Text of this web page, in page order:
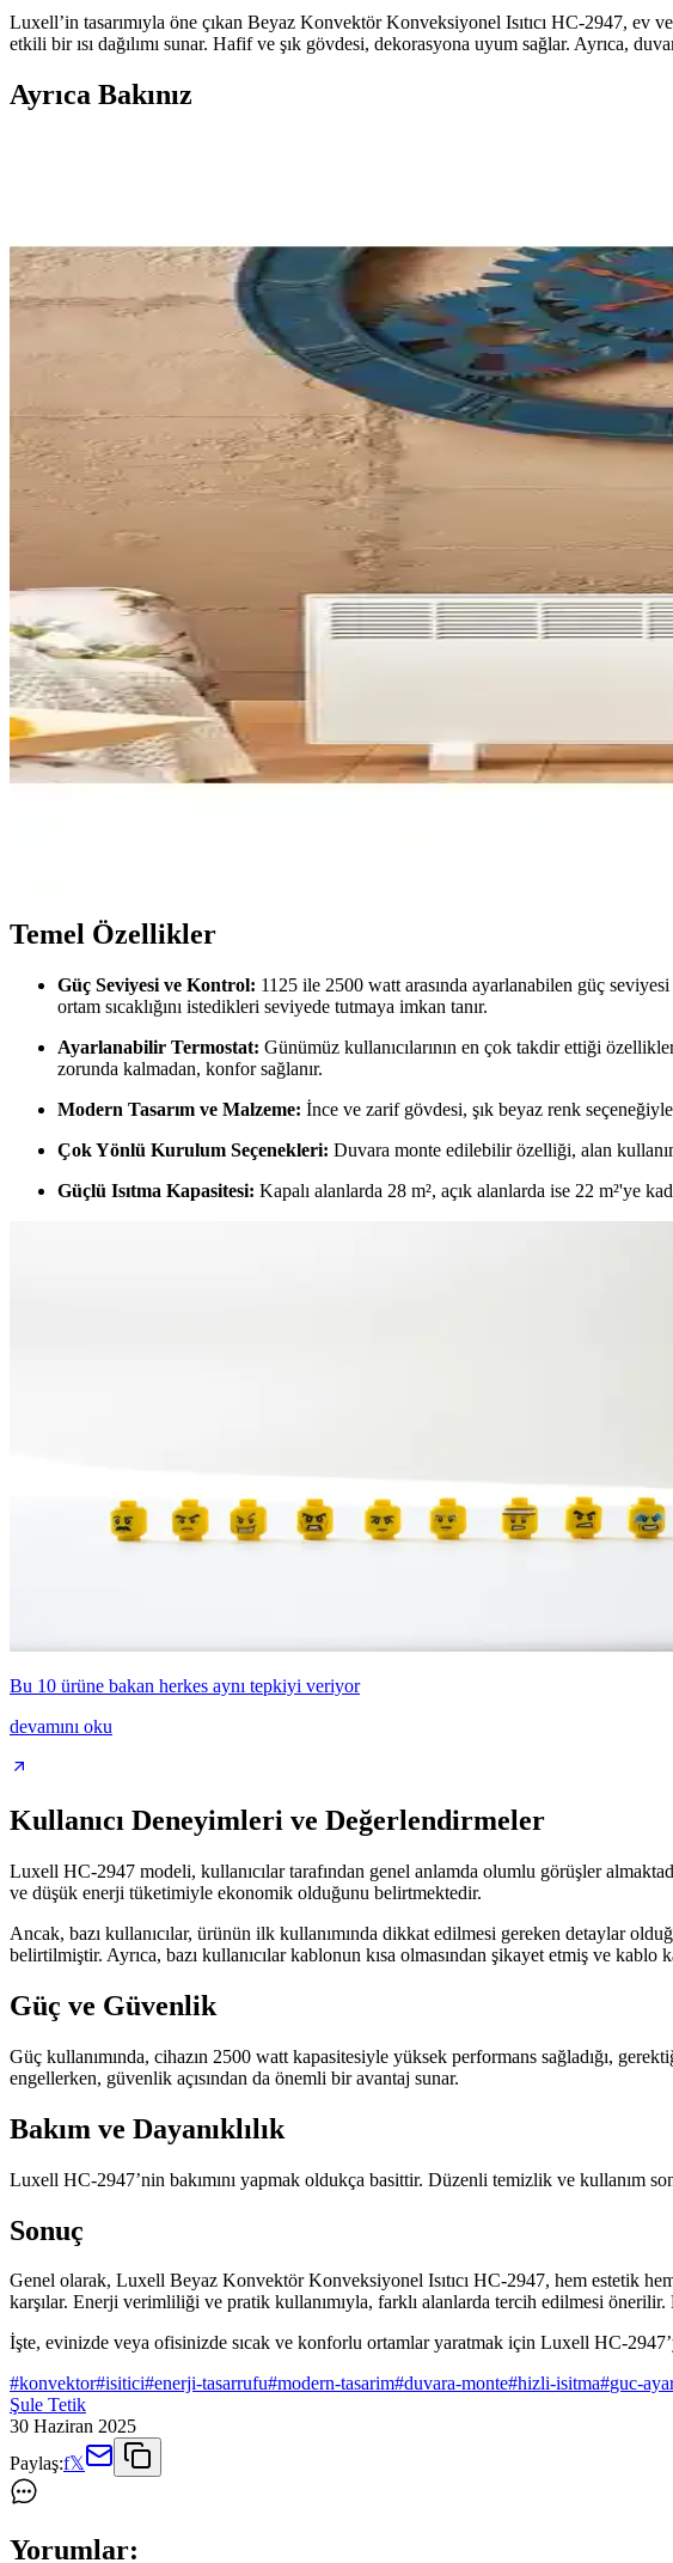
Luxell’in tasarımıyla öne çıkan Beyaz Konvektör Konveksiyonel Isıtıcı HC-2947, ev
etkili bir ısı dağılımı sunar. Hafif ve şık gövdesi, dekorasyona uyum sağlar. Ayrıca,
Ayrıca Bakınız
DeLonghi HCM2030 Konvektör Isıtıcı: Güvenli ve Verimli Küçük
DeLonghi HCM2030 konvektör ısıtıcı, enerji tasarrufu ve güvenlik özellikleriyle
Luxell HC-2947 Konvektör Isıtıcı: 2500W Güçlü ve Ayarlanabilir
Luxell HC-2947 2500W konvektör ısıtıcı, ayarlanabilir termostatı ve taşınabilir
İvigo 1500W Dijital Konvektör Beyaz Modern Isıtma Çözümü
İvigo 1500W dijital konvektör, şık tasarımı ve enerji tasarruf özellikleriyle ev ve
MAKTEK 1500 Watt Elektrikli Panel Konvektör Isıtıcı ile Etkili
MAKTEK 1500 Watt elektrikli panel ısıtıcı, hızlı ısınma, güvenlik özellikleri ve
Luxell HC-2947 Konvektör: Modern ve Etkili Isıtma Çözümü ve
Luxell HC-2947 konvektör, şık tasarımı ve yüksek performansıyla ev ve ofislerde
İvigo 1000 Watt Hareket Sensörlü Konvektör Isıtıcı ile Enerji
İvigo 1000 Watt Hareket Sensörlü Konvektör Isıtıcı, otomatik kapanma ve enerji
Temel Özellikler
Güç Seviyesi ve Kontrol: 1125 ile 2500 watt arasında ayarlanabilen güç
ortam sıcaklığını istedikleri seviyede tutmaya imkan tanır.
Ayarlanabilir Termostat: Günümüz kullanıcılarının en çok takdir ettiği
zorunda kalmadan, konfor sağlanır.
Modern Tasarım ve Malzeme: İnce ve zarif gövdesi, şık beyaz renk
Çok Yönlü Kurulum Seçenekleri: Duvara monte edilebilir özelliği, alan
Güçlü Isıtma Kapasitesi: Kapalı alanlarda 28 m², açık alanlarda ise 22 m²'ye
Bu 10 ürüne bakan herkes aynı tepkiyi veriyor
devamını oku
Kullanıcı Deneyimleri ve Değerlendirmeler
Luxell HC-2947 modeli, kullanıcılar tarafından genel anlamda olumlu görüşler
ve düşük enerji tüketimiyle ekonomik olduğunu belirtmektedir.
Ancak, bazı kullanıcılar, ürünün ilk kullanımında dikkat edilmesi gereken detaylar
belirtilmiştir. Ayrıca, bazı kullanıcılar kablonun kısa olmasından şikayet etmiş ve
Güç ve Güvenlik
Güç kullanımında, cihazın 2500 watt kapasitesiyle yüksek performans sağladığı,
engellerken, güvenlik açısından da önemli bir avantaj sunar.
Bakım ve Dayanıklılık
Luxell HC-2947’nin bakımını yapmak oldukça basittir. Düzenli temizlik ve kullanım
Sonuç
Genel olarak, Luxell Beyaz Konvektör Konveksiyonel Isıtıcı HC-2947, hem estetik hem
karşılar. Enerji verimliliği ve pratik kullanımıyla, farklı alanlarda tercih edilmesi
İşte, evinizde veya ofisinizde sıcak ve konforlu ortamlar yaratmak için Luxell HC-
#konvektor#isitici#enerji-tasarrufu#modern-tasarim#duvara-monte#hizli-isitma#guc-
Şule Tetik
30 Haziran 2025
Paylaş:f𝕏
Yorumlar: